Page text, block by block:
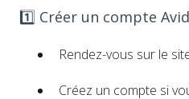
1️⃣ Créer un compte
Rendez-vous sur le
Créez un compte si